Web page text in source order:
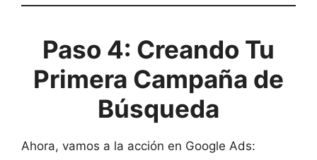
Paso 4: Creando Tu
Primera Campaña de
Búsqueda
Ahora, vamos a la acción en Google Ads: